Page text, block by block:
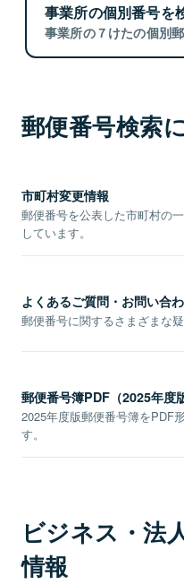
事業所の個別番号を
事業所の７けたの個別
郵便番号検索
市町村変更情報
郵便番号を公表した市町村の
しています。
よくあるご質問・お問い合
郵便番号に関するさまざまな
郵便番号簿PDF（2025年度
2025年度版郵便番号簿をPDF
す。
ビジネス・法
情報